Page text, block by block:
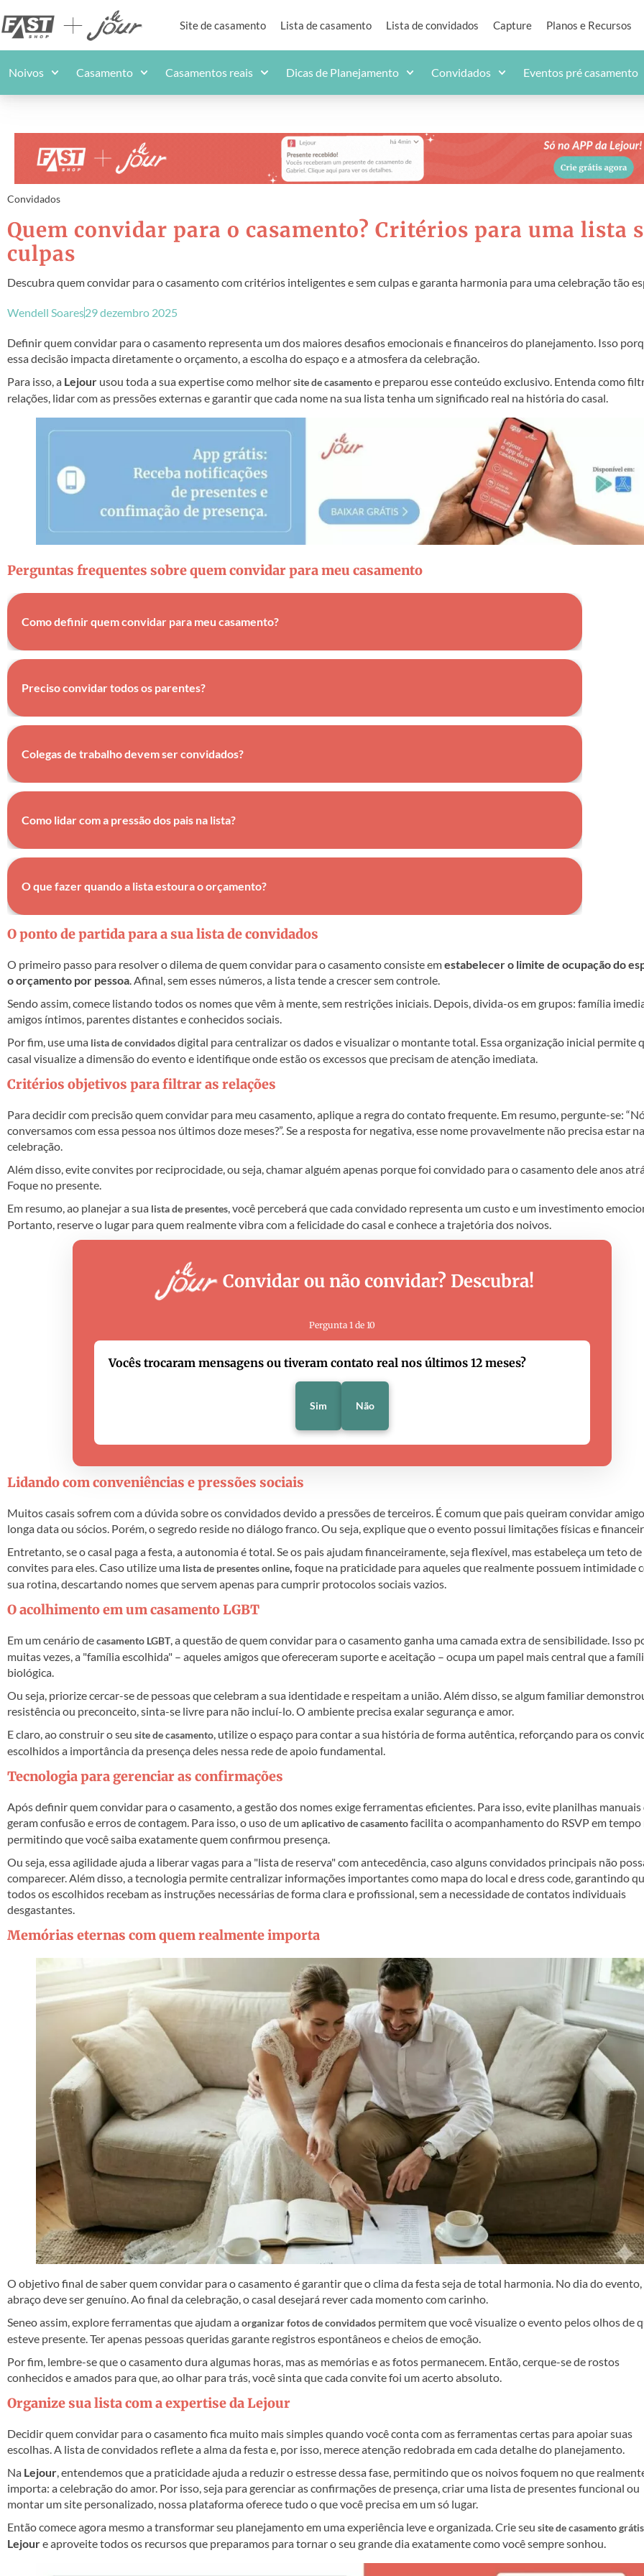
Site de casamento Lista de casamento Lista de convidados Capture Planos e Recursos
Noivos Casamento Casamentos reais Dicas de Planejamento Convidados Eventos pré casamento
Convidados
Quem convidar para o casamento? Critérios para uma lista
culpas
Descubra quem convidar para o casamento com critérios inteligentes e sem culpas e garanta harmonia para uma celebração tão
Wendell Soares29 dezembro 2025
Definir quem convidar para o casamento representa um dos maiores desafios emocionais e financeiros do planejamento. Isso
essa decisão impacta diretamente o orçamento, a escolha do espaço e a atmosfera da celebração.
Para isso, a Lejour usou toda a sua expertise como melhorsite de casamentoe preparou esse conteúdo exclusivo. Entenda como
relações, lidar com as pressões externas e garantir que cada nome na sua lista tenha um significado real na história do casal.
Perguntas frequentes sobre quem convidar para meu casamento
Como definir quem convidar para meu casamento?
Analise a proximidade atual e convide apenas quem participou ativamente da vida do casal no último ano.
Preciso convidar todos os parentes?
Não. Priorize o núcleo familiar próximo e evite convites feitos apenas por obrigação ou tradição.
Colegas de trabalho devem ser convidados?
Apenas se existir uma amizade fora do ambiente profissional que justifique a presença no evento.
Como lidar com a pressão dos pais na lista?
Reserve uma cota justa de convites para os pais, mas mantenha o poder de decisão final.
O que fazer quando a lista estoura o orçamento?
O ponto de partida para a sua lista de convidados
O primeiro passo para resolver o dilema de quem convidar para o casamento consiste emestabelecer o limite de ocupação do
o orçamento por pessoa . Afinal, sem esses números, a lista tende a crescer sem controle.
Sendo assim, comece listando todos os nomes que vêm à mente, sem restrições iniciais. Depois, divida-os em grupos: família
amigos íntimos, parentes distantes e conhecidos sociais.
Por fim, use uma lista de convidadosdigital para centralizar os dados e visualizar o montante total. Essa organização inicial permite
casal visualize a dimensão do evento e identifique onde estão os excessos que precisam de atenção imediata.
Critérios objetivos para filtrar as relações
Para decidir com precisão quem convidar para meu casamento, aplique a regra do contato frequente. Em resumo, pergunte-se:
conversamos com essa pessoa nos últimos doze meses?”. Se a resposta for negativa, esse nome provavelmente não precisa estar na
celebração.
Além disso, evite convites por reciprocidade, ou seja, chamar alguém apenas porque foi convidado para o casamento dele anos
Foque no presente.
Em resumo, ao planejar a sua lista de presentes , você perceberá que cada convidado representa um custo e um investimento
Portanto, reserve o lugar para quem realmente vibra com a felicidade do casal e conhece a trajetória dos noivos.
Convidar ou não convidar? Descubra!
Pergunta 1 de 10
Vocês trocaram mensagens ou tiveram contato real nos últimos 12 meses?
Sim Não
Lidando com conveniências e pressões sociais
Muitos casais sofrem com a dúvida sobre os convidados devido a pressões de terceiros. É comum que pais queiram convidar
longa data ou sócios. Porém, o segredo reside no diálogo franco. Ou seja, explique que o evento possui limitações físicas e
Entretanto, se o casal paga a festa, a autonomia é total. Se os pais ajudam financeiramente, seja flexível, mas estabeleça um teto de
convites para eles. Caso utilize uma lista de presentes online foque na praticidade para aqueles que realmente possuem intimidade
sua rotina, descartando nomes que servem apenas para cumprir protocolos sociais vazios.
O acolhimento em um casamento LGBT
Em um cenário decasamento LGBT, a questão de quem convidar para o casamento ganha uma camada extra de sensibilidade. Isso
muitas vezes, a "família escolhida" – aqueles amigos que ofereceram suporte e aceitação – ocupa um papel mais central que a
biológica.
Ou seja, priorize cercar-se de pessoas que celebram a sua identidade e respeitam a união. Além disso, se algum familiar
resistência ou preconceito, sinta-se livre para não incluí-lo. O ambiente precisa exalar segurança e amor.
E claro, ao construir o seu site de casamento , utilize o espaço para contar a sua história de forma autêntica, reforçando para os
escolhidos a importância da presença deles nessa rede de apoio fundamental.
Tecnologia para gerenciar as confirmações
Após definir quem convidar para o casamento, a gestão dos nomes exige ferramentas eficientes. Para isso, evite planilhas manuais
geram confusão e erros de contagem. Para isso, o uso de umaplicativo de casamentofacilita o acompanhamento do RSVP em tempo
permitindo que você saiba exatamente quem confirmou presença.
Ou seja, essa agilidade ajuda a liberar vagas para a "lista de reserva" com antecedência, caso alguns convidados principais não
comparecer. Além disso, a tecnologia permite centralizar informações importantes como mapa do local e dress code, garantindo
todos os escolhidos recebam as instruções necessárias de forma clara e profissional, sem a necessidade de contatos individuais
desgastantes.
Memórias eternas com quem realmente importa
O objetivo final de saber quem convidar para o casamento é garantir que o clima da festa seja de total harmonia. No dia do evento,
abraço deve ser genuíno. Ao final da celebração, o casal desejará rever cada momento com carinho.
Seneo assim, explore ferramentas que ajudam aorganizar fotos de convidados permitem que você visualize o evento pelos olhos de
esteve presente. Ter apenas pessoas queridas garante registros espontâneos e cheios de emoção.
Por fim, lembre-se que o casamento dura algumas horas, mas as memórias e as fotos permanecem. Então, cerque-se de rostos
conhecidos e amados para que, ao olhar para trás, você sinta que cada convite foi um acerto absoluto.
Organize sua lista com a expertise da Lejour
Decidir quem convidar para o casamento fica muito mais simples quando você conta com as ferramentas certas para apoiar suas
escolhas. A lista de convidados reflete a alma da festa e, por isso, merece atenção redobrada em cada detalhe do planejamento.
Na Lejour, entendemos que a praticidade ajuda a reduzir o estresse dessa fase, permitindo que os noivos foquem no que
importa: a celebração do amor. Por isso, seja para gerenciar as confirmações de presença, criar uma lista de presentes funcional ou
montar um site personalizado, nossa plataforma oferece tudo o que você precisa em um só lugar.
Então comece agora mesmo a transformar seu planejamento em uma experiência leve e organizada. Crie seu site de casamento grátis
Lejoure aproveite todos os recursos que preparamos para tornar o seu grande dia exatamente como você sempre sonhou.